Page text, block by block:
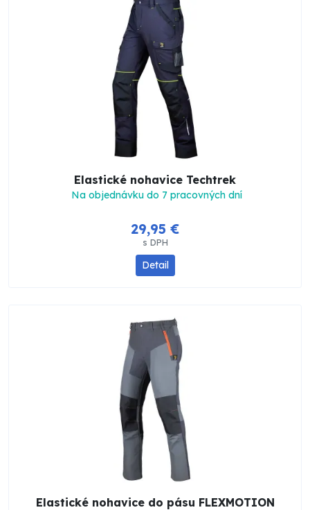
Elastické nohavice Techtrek
Na objednávku do 7 pracovných dní
29,95 €
s DPH
Detail
Elastické nohavice do pásu FLEXMOTION